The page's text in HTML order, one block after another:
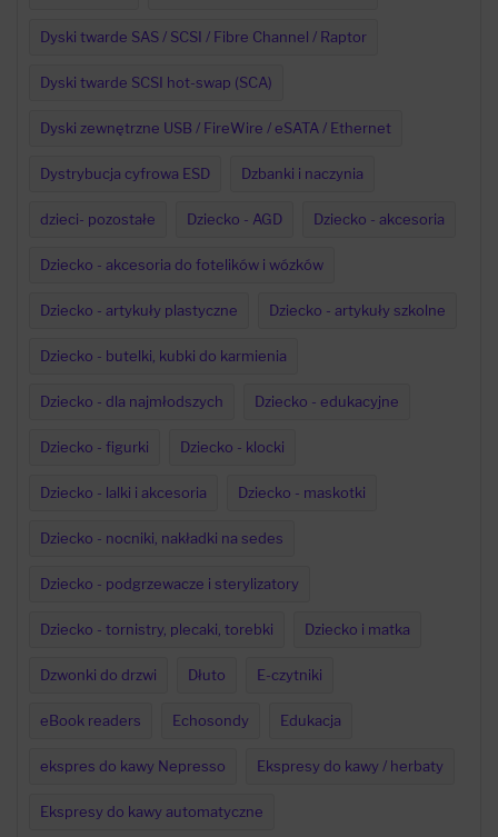
Dyski twarde SAS / SCSI / Fibre Channel / Raptor
Dyski twarde SCSI hot-swap (SCA)
Dyski zewnętrzne USB / FireWire / eSATA / Ethernet
Dystrybucja cyfrowa ESD Dzbanki i naczynia
dzieci- pozostałe Dziecko - AGD Dziecko - akcesoria
Dziecko - akcesoria do fotelików i wózków
Dziecko - artykuły plastyczne Dziecko - artykuły szkolne
Dziecko - butelki, kubki do karmienia
Dziecko - dla najmłodszych Dziecko - edukacyjne
Dziecko - figurki Dziecko - klocki
Dziecko - lalki i akcesoria Dziecko - maskotki
Dziecko - nocniki, nakładki na sedes
Dziecko - podgrzewacze i sterylizatory
Dziecko - tornistry, plecaki, torebki Dziecko i matka
Dzwonki do drzwi Dłuto E-czytniki
eBook readers Echosondy Edukacja
ekspres do kawy Nepresso Ekspresy do kawy / herbaty
Ekspresy do kawy automatyczne